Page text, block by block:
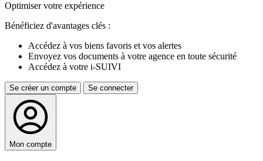
Optimiser votre expérience
Bénéficiez d'avantages clés :
Accédez à vos biens favoris et vos alertes
Envoyez vos documents à votre agence en toute sécurité
Accédez à votre i-SUIVI
Se créer un compte Se connecter
Mon compte